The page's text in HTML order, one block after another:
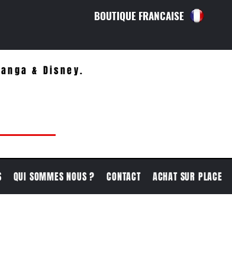
BOUTIQUE FRANCAISE
& Disney.
QUI SOMMES NOUS ? CONTACT ACHAT SUR PLACE